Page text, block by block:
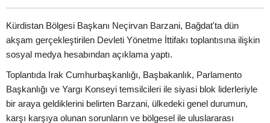
Kürdistan Bölgesi Başkanı Neçirvan Barzani, Bağdat'ta dün
akşam gerçekleştirilen Devleti Yönetme İttifakı toplantısına ilişkin
sosyal medya hesabından açıklama yaptı.
Toplantıda Irak Cumhurbaşkanlığı, Başbakanlık, Parlamento
Başkanlığı ve Yargı Konseyi temsilcileri ile siyasi blok liderleriyle
bir araya geldiklerini belirten Barzani, ülkedeki genel durumun,
karşı karşıya olunan sorunların ve bölgesel ile uluslararası